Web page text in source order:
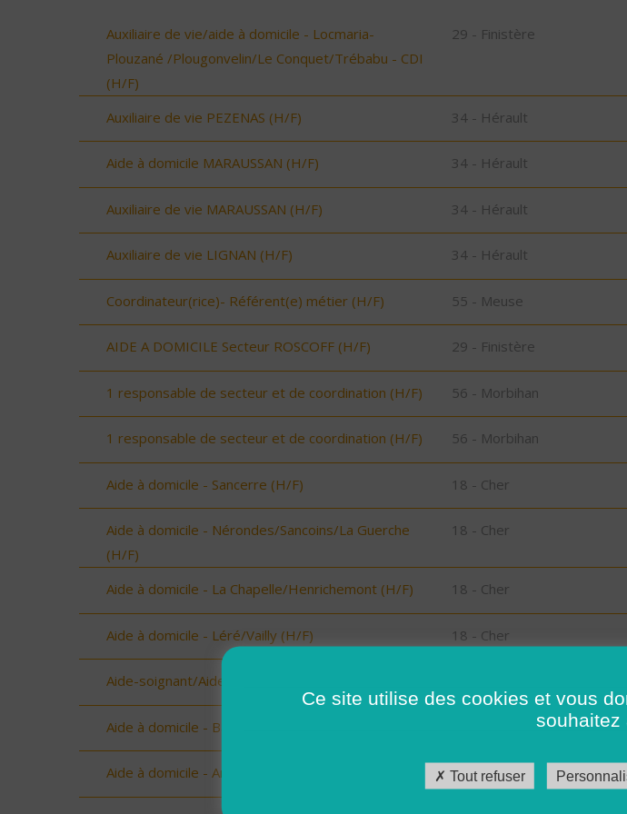
Auxiliaire de vie/aide à domicile - Locmaria-
Plouzané /Plougonvelin/Le Conquet/Trébabu - CDI
(H/F)
29 - Finistère
Auxiliaire de vie PEZENAS (H/F) 34 - Hérault
Aide à domicile MARAUSSAN (H/F) 34 - Hérault
Auxiliaire de vie MARAUSSAN (H/F) 34 - Hérault
Auxiliaire de vie LIGNAN (H/F) 34 - Hérault
Coordinateur(rice)- Référent(e) métier (H/F) 55 - Meuse
AIDE A DOMICILE Secteur ROSCOFF (H/F) 29 - Finistère
1 responsable de secteur et de coordination (H/F) 56 - Morbihan
1 responsable de secteur et de coordination (H/F) 56 - Morbihan
Aide à domicile - Sancerre (H/F) 18 - Cher
Aide à domicile - Nérondes/Sancoins/La Guerche
(H/F)
18 - Cher
Aide à domicile - La Chapelle/Henrichemont (H/F) 18 - Cher
Aide à domicile - Léré/Vailly (H/F) 18 - Cher
Aide-soignant/Aide-soignante à domicile (H/F)
Aide à domicile - Baugy (H/F)
Aide à domicile - Argent/Aubigny (H/F) 18 - Cher
Ce site utilise des cookies et vous
souhaitez
Tout refuser